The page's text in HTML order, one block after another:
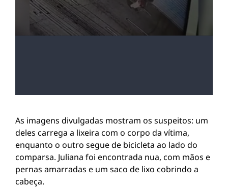
As imagens divulgadas mostram os suspeitos: um
deles carrega a lixeira com o corpo da vítima,
enquanto o outro segue de bicicleta ao lado do
comparsa. Juliana foi encontrada nua, com mãos e
pernas amarradas e um saco de lixo cobrindo a
cabeça.